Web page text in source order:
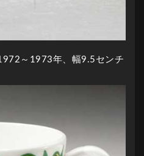
～1973年、幅9.5センチ